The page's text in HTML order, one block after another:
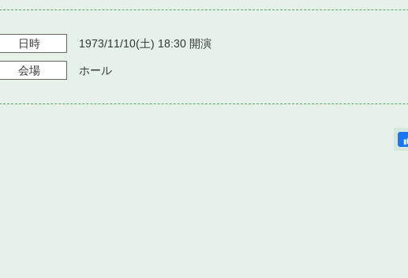
日時 1973/11/10(土) 18:30 開演
会場 ホール